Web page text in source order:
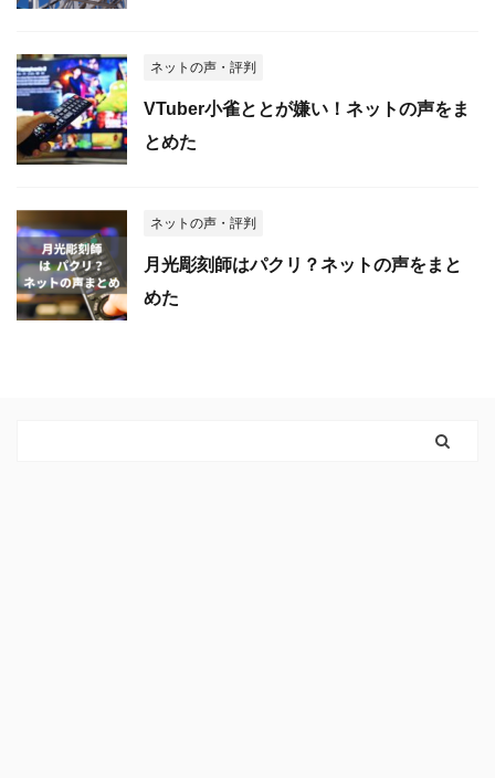
ネットの声・評判
VTuber小雀ととが嫌い！ネットの声をま
とめた
ネットの声・評判
月光彫刻師はパクリ？ネットの声をまと
めた